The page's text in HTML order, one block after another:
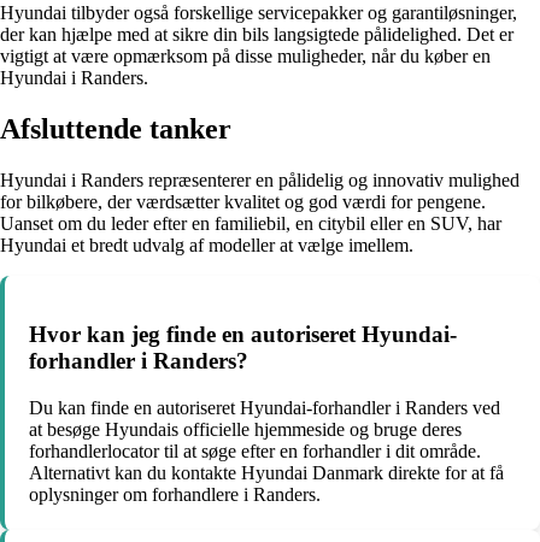
Hyundai tilbyder også forskellige servicepakker og garantiløsninger,
der kan hjælpe med at sikre din bils langsigtede pålidelighed. Det er
vigtigt at være opmærksom på disse muligheder, når du køber en
Hyundai i Randers.
Afsluttende tanker
Hyundai i Randers repræsenterer en pålidelig og innovativ mulighed
for bilkøbere, der værdsætter kvalitet og god værdi for pengene.
Uanset om du leder efter en familiebil, en citybil eller en SUV, har
Hyundai et bredt udvalg af modeller at vælge imellem.
Hvor kan jeg finde en autoriseret Hyundai-
forhandler i Randers?
Du kan finde en autoriseret Hyundai-forhandler i Randers ved
at besøge Hyundais officielle hjemmeside og bruge deres
forhandlerlocator til at søge efter en forhandler i dit område.
Alternativt kan du kontakte Hyundai Danmark direkte for at få
oplysninger om forhandlere i Randers.